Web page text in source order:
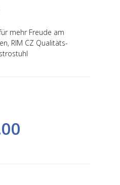
mehr Freude am
RIM CZ Qualitäts-